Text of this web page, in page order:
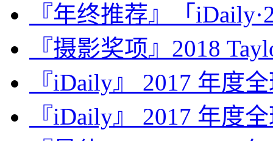
『年终推荐』「
『摄影奖项』2018
『iDaily』 2017 年度
『iDaily』 2017 年度